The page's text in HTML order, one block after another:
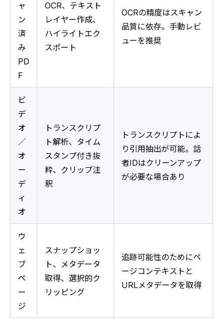
ャ
ン
済
み
PD
F
OCR、テキスト
レイヤー作成、
ハイライトエク
スポート
OCRの精度はスキャン
品質に依存。手動レビ
ューを推奨
ビ
デ
オ
／
オ
ー
デ
ィ
オ
トランスクリプ
ト解析、タイム
スタンプ付き抜
粋、クリップ注
釈
トランスクリプトによ
り引用抽出が可能。話
者IDはクリーンアップ
が必要な場合あり
ウ
ェ
ブ
ペ
ー
ジ
スナップショッ
ト、メタデータ
取得、選択的ク
リッピング
追跡可能性のためにペ
ージコンテキストと
URLメタデータを取得